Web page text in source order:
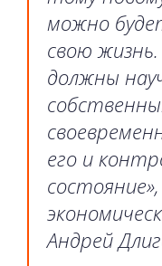
можно
свою
должны
его и
Андрей